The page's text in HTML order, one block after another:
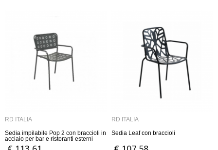
RD ITALIA
Sedia impilabile Pop 2 con braccioli in
acciaio per bar e ristoranti esterni
RD ITALIA
Sedia Leaf con braccioli